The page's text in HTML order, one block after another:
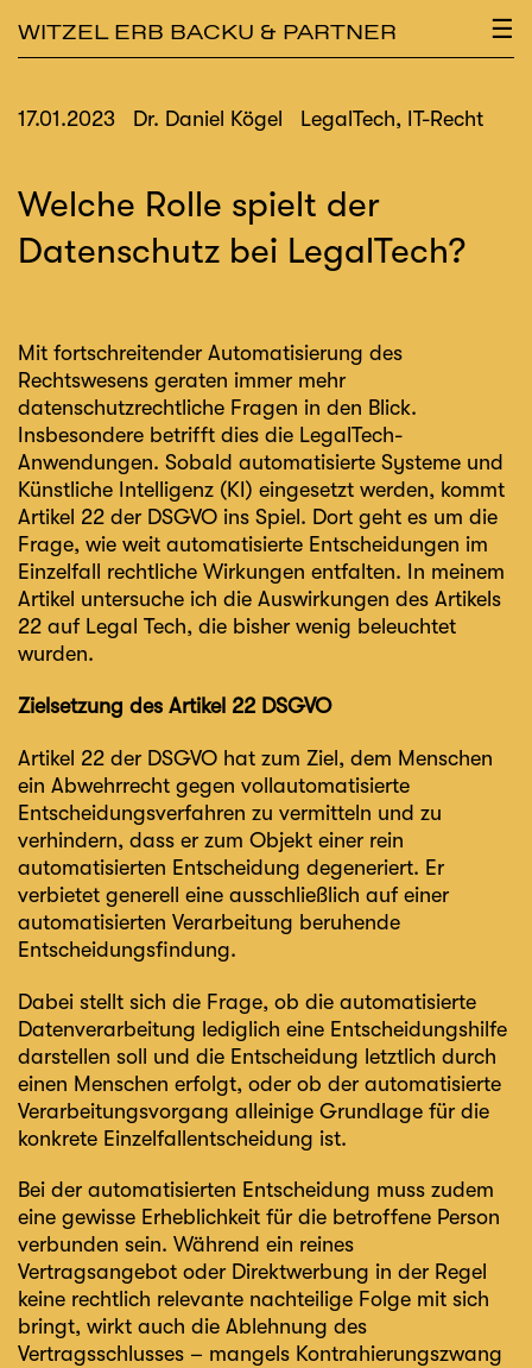
WITZEL ERB BACKU & PARTNER ☰
×
17.01.2023 Dr. Daniel Kögel LegalTech, IT-Recht
Welche Rolle spielt der
Datenschutz bei LegalTech?
Mit fortschreitender Automatisierung des
Rechtswesens geraten immer mehr
datenschutzrechtliche Fragen in den Blick.
Insbesondere betrifft dies die LegalTech-
Anwendungen. Sobald automatisierte Systeme und
Künstliche Intelligenz (KI) eingesetzt werden, kommt
Artikel 22 der DSGVO ins Spiel. Dort geht es um die
Frage, wie weit automatisierte Entscheidungen im
Einzelfall rechtliche Wirkungen entfalten. In meinem
Artikel untersuche ich die Auswirkungen des Artikels
22 auf Legal Tech, die bisher wenig beleuchtet
wurden.
Zielsetzung des Artikel 22 DSGVO
Artikel 22 der DSGVO hat zum Ziel, dem Menschen
ein Abwehrrecht gegen vollautomatisierte
Entscheidungsverfahren zu vermitteln und zu
verhindern, dass er zum Objekt einer rein
automatisierten Entscheidung degeneriert. Er
verbietet generell eine ausschließlich auf einer
automatisierten Verarbeitung beruhende
Entscheidungsfindung.
Dabei stellt sich die Frage, ob die automatisierte
Datenverarbeitung lediglich eine Entscheidungshilfe
darstellen soll und die Entscheidung letztlich durch
einen Menschen erfolgt, oder ob der automatisierte
Verarbeitungsvorgang alleinige Grundlage für die
konkrete Einzelfallentscheidung ist.
Bei der automatisierten Entscheidung muss zudem
eine gewisse Erheblichkeit für die betroffene Person
verbunden sein. Während ein reines
Vertragsangebot oder Direktwerbung in der Regel
keine rechtlich relevante nachteilige Folge mit sich
bringt, wirkt auch die Ablehnung des
Vertragsschlusses – mangels Kontrahierungszwang